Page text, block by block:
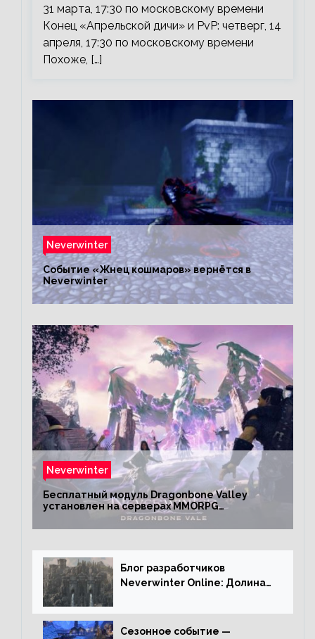
31 марта, 17:30 по московскому времени
Конец «Апрельской дичи» и PvP: четверг, 14
апреля, 17:30 по московскому времени
Похоже, […]
Neverwinter
Событие «Жнец кошмаров» вернётся в
Neverwinter
Neverwinter
Бесплатный модуль Dragonbone Valley
установлен на серверах MMORPG
Блог разработчиков
Neverwinter Online: Долина
Сезонное событие —